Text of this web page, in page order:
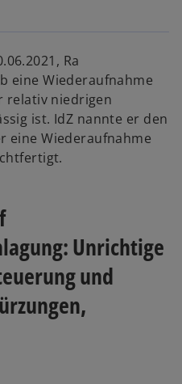
Ra
eine Wiederaufnahme
relativ niedrigen
ist. IdZ nannte er den
eine Wiederaufnahme
Unrichtige
und